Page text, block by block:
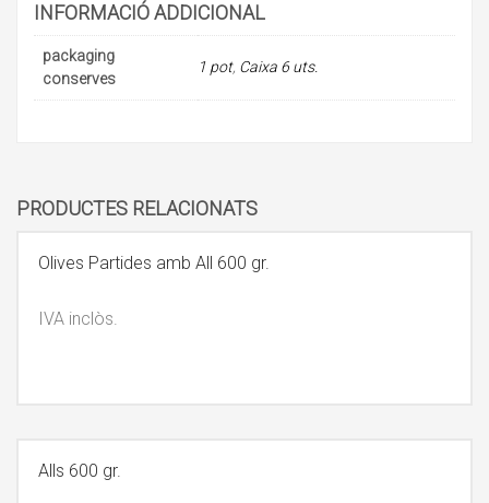
INFORMACIÓ ADDICIONAL
packaging
conserves
1 pot, Caixa 6 uts.
PRODUCTES RELACIONATS
Olives Partides amb All 600 gr.
IVA inclòs.
Alls 600 gr.